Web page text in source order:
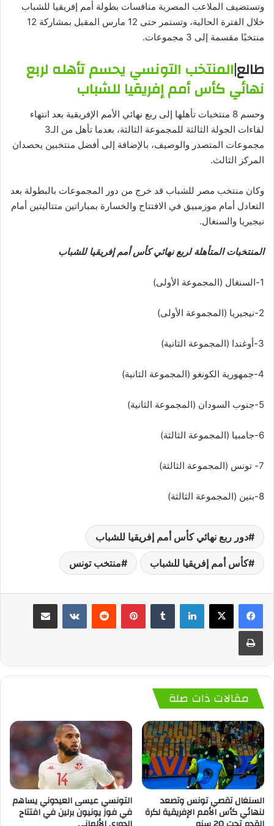
وتستضيف الملاعب المصرية منافسات بطولة أمم إفريقيا للشباب
خلال الفترة الحالية، وتستمر حتى 12 مارس المقبل بمشاركة 12
منتخبًا مقسمة إلى 3 مجموعات.
طالع|المنتخب التونسي يحسم تأهله لربع
نهائي كأس أمم إفريقيا للشباب
وحسم 8 منتخبات تأهلها إلى ربع نهائي الأمم الإفريقية بعد انتهاء
لقاءات الجولة الثالثة للمجموعة الثالثة، بعدما تأهل من الـ3
مجموعات المتصدر والوصيف، بالإضافة إلى أفضل منتخبين يحصدان
المركز الثالث.
وكان منتخب مصر للشباب قد خرج من دور المجموعات بالبطولة بعد
التعادل أمام موزمبيق في الافتتاح والخسارة بمباراتين متتاليتين أمام
نيجيريا والسنغال.
المنتخبات المتأهلة لربع نهائي كأس أمم إفريقيا للشباب
1-السنغال (المجموعة الأولى)
2-نيجيريا (المجموعة الأولى)
3-أوغندا (المجموعة الثانية)
4-جمهورية الكونغو (المجموعة الثانية)
5-جنوب السودان (المجموعة الثانية)
6-جامبيا (المجموعة الثالثة)
7- تونس (المجموعة الثالثة)
8-بنين (المجموعة الثالثة)
دور ربع نهائي كأس أمم إفريقيا للشباب
كأس أمم إفريقيا للشباب منتخب تونس
لينكدإن بينتيريست
مقالات ذات صلة
السنغال تقصي تونس وتصعد
لنهائي كأس الأمم الإفريقية لكرة
التونسي عيسى العيدوني يساهم
في فوز يونيون برلين في افتتاح